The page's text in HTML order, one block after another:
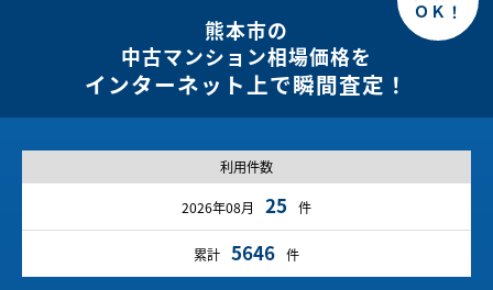
熊本市の
中古マンション相場価格を
インターネット上で瞬間査定！
利用件数
2026年08月 25 件
累計 5646 件